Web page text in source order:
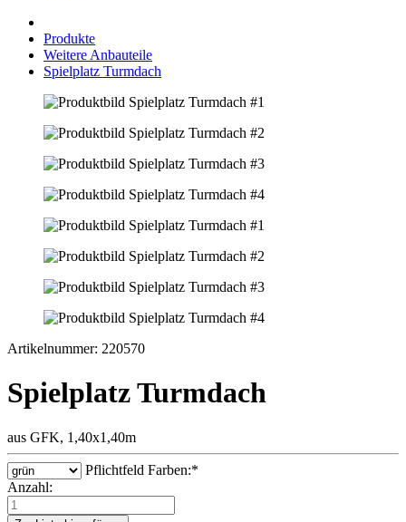
Produkte
Weitere Anbauteile
Spielplatz Turmdach
Artikelnummer: 220570
Spielplatz Turmdach
aus GFK, 1,40x1,40m
Pflichtfeld Farben:*
Anzahl: